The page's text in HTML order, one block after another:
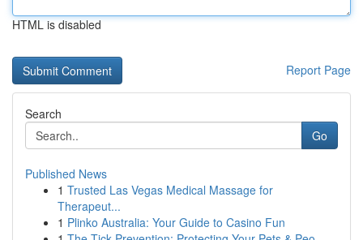
HTML is disabled
Report Page
Search
Go
Published News
1 Trusted Las Vegas Medical Massage for
Therapeut...
1 Plinko Australia: Your Guide to Casino Fun